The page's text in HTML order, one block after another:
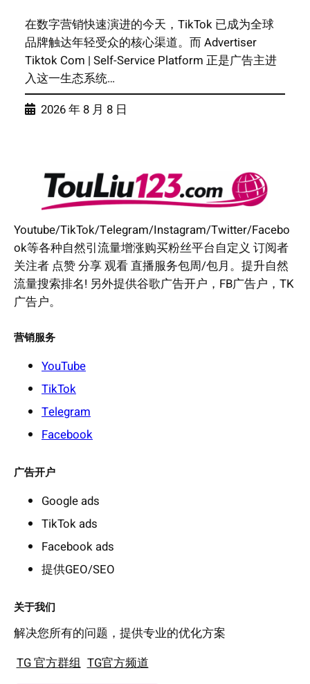
在数字营销快速演进的今天，TikTok 已成为全球
品牌触达年轻受众的核心渠道。而 Advertiser
Tiktok Com | Self-Service Platform 正是广告主进
入这一生态系统…
2026 年 8 月 8 日
Youtube/TikTok/Telegram/Instagram/Twitter/Facebo
ok等各种自然引流量增涨购买粉丝平台自定义 订阅者
关注者 点赞 分享 观看 直播服务包周/包月。提升自然
流量搜索排名! 另外提供谷歌广告开户，FB广告户，TK
广告户。
营销服务
YouTube
TikTok
Telegram
Facebook
广告开户
Google ads
TikTok ads
Facebook ads
提供GEO/SEO
关于我们
解决您所有的问题，提供专业的优化方案
TG 官方群组 TG官方频道